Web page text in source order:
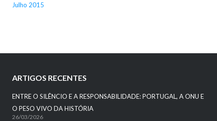
Julho 2015
ARTIGOS RECENTES
ENTRE O SILÊNCIO E A RESPONSABILIDADE: PORTUGAL, A ONU E
O PESO VIVO DA HISTÓRIA
26/03/2026